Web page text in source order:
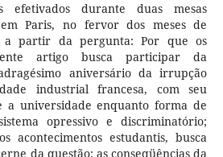
efetivados durante duas mesas
Paris, no fervor dos meses de
a partir da pergunta: Por que os
artigo busca participar da
aniversário da irrupção
industrial francesa, com seu
a universidade enquanto forma de
opressivo e discriminatório;
acontecimentos estudantis, busca
da questão: as conseqüências da